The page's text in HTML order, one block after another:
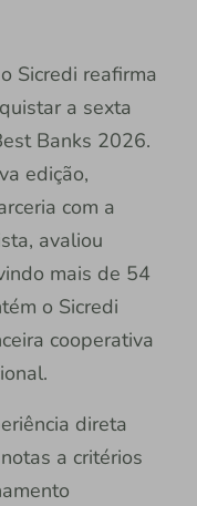
Sicredi reafirma
a sexta
Banks 2026.
edição,
com a
avaliou
mais de 54
o Sicredi
cooperativa
direta
a critérios